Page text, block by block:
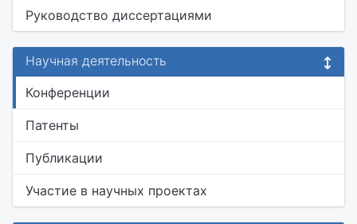
Руководство диссертациями
Научная деятельность
Конференции
Патенты
Публикации
Участие в научных проектах